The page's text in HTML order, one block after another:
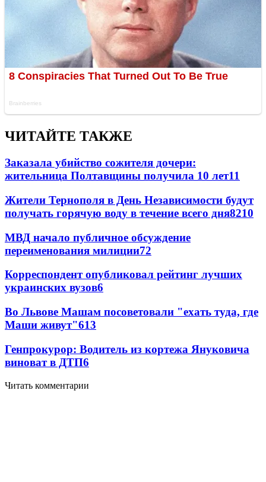
ЧИТАЙТЕ ТАКЖЕ
Заказала убийство сожителя дочери:
жительница Полтавщины получила 10 лет11
Жители Тернополя в День Независимости будут
получать горячую воду в течение всего дня8210
МВД начало публичное обсуждение
переименования милиции72
Корреспондент опубликовал рейтинг лучших
украинских вузов6
Во Львове Машам посоветовали "ехать туда, где
Маши живут"613
Генпрокурор: Водитель из кортежа Януковича
виноват в ДТП6
Читать комментарии